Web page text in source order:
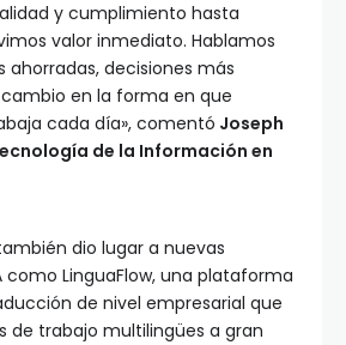
y cumplimiento hasta
valor inmediato. Hablamos
ahorradas, decisiones más
en la forma en que
cada día», comentó Joseph
de la Información en
dio lugar a nuevas
como LinguaFlow, una plataforma
de nivel empresarial que
de trabajo multilingües a gran